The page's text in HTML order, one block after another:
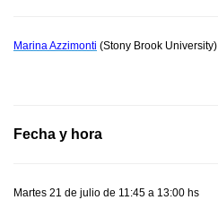
Marina Azzimonti (Stony Brook University)
Fecha y hora
Martes 21 de julio de 11:45 a 13:00 hs